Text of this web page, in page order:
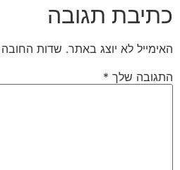
כתיבת תגובה
האימייל לא יוצג באתר. שדות החובה
התגובה שלך *